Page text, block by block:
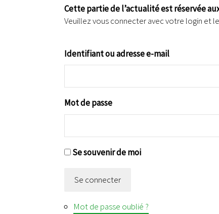
Cette partie de l’actualité est réservée
Veuillez vous connecter avec votre login et
Identifiant ou adresse e-mail
Mot de passe
Se souvenir de moi
Se connecter
Mot de passe oublié ?